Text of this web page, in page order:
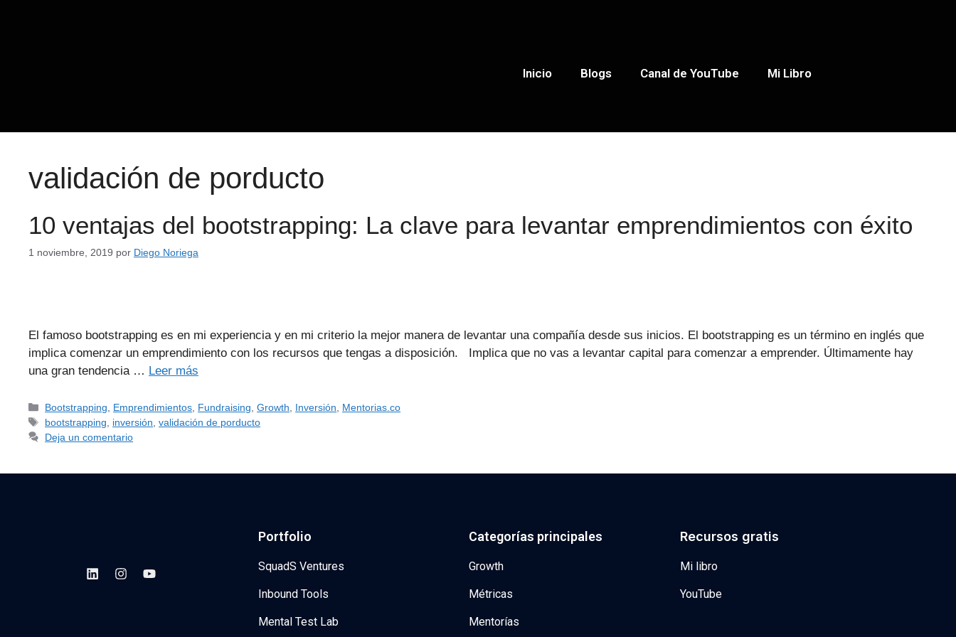
Inicio Blogs Canal de YouTube Mi Libro
validación de porducto
10 ventajas del bootstrapping: La clave para levantar emprendimientos con éxito
1 noviembre, 2019 por Diego Noriega
El famoso bootstrapping es en mi experiencia y en mi criterio la mejor manera de levantar una compañía desde sus inicios. El bootstrapping es un término en inglés que
implica comenzar un emprendimiento con los recursos que tengas a disposición. Implica que no vas a levantar capital para comenzar a emprender. Últimamente hay
una gran tendencia … Leer más
Bootstrapping Emprendimientos Fundraising ,Growth Inversión
Mentorias.co
bootstrapping
inversión ,validación de porducto
Deja un comentario
Portfolio
SquadS Ventures
Inbound Tools
Mental Test Lab
Categorías principales
Growth
Métricas
Mentorías
Recursos gratis
Mi libro
YouTube